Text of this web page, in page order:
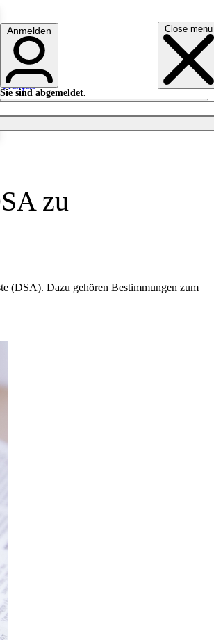
Close menu
English
Français
Anmelden
Sie sind abgemeldet.
Anmelden
Licht aus
zu
(DSA). Dazu gehören Bestimmungen zum